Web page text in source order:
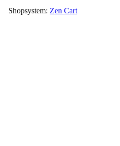
Shopsystem: Zen Cart